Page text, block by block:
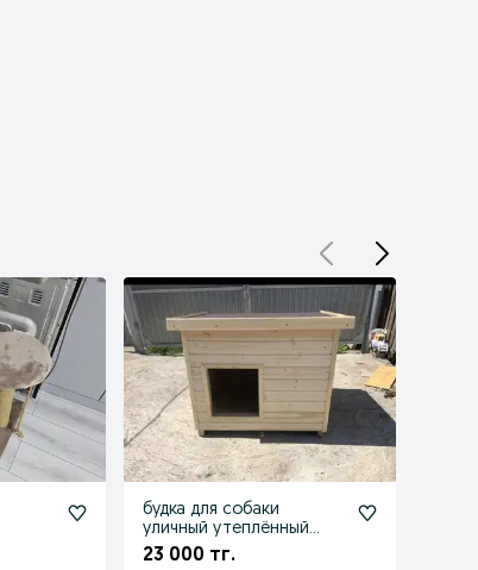
будка для собаки
уличный утеплённый
домик домик клетки
23 000 тг.